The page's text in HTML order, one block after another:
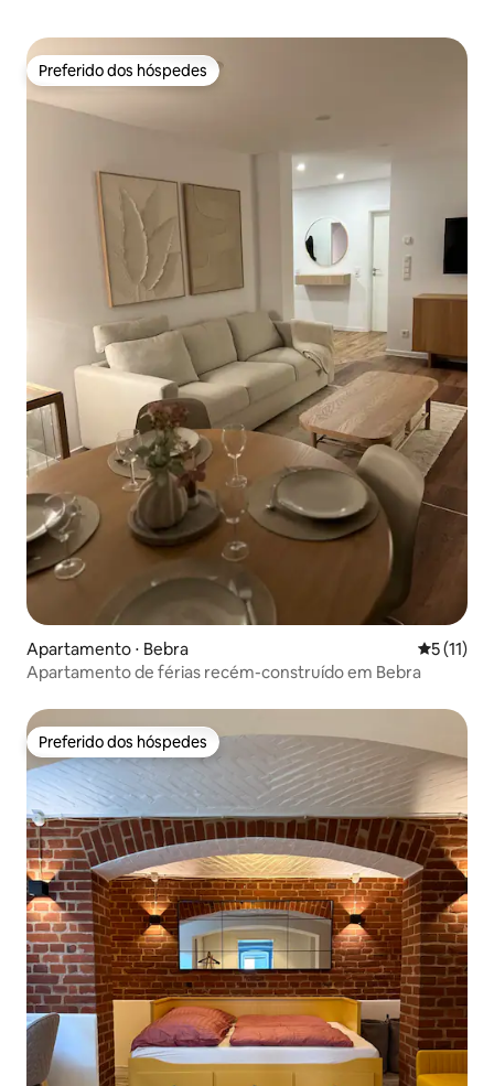
Preferido dos hóspedes
Preferido dos hóspedes
Apartamento ⋅ Bebra 5 de uma
5 (11)
Apartamento de férias recém-construído em Bebra
Preferido dos hóspedes
Preferido dos hóspedes